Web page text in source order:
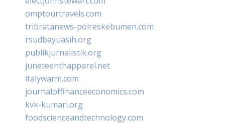
omptourtravels.com
tribratanews-polreskebumen.com
rsudbayuasih.org
publikjurnalistik.org
juneteenthapparel.net
italywarm.com
journaloffinanceeconomics.com
kvk-kumari.org
foodscienceandtechnology.com